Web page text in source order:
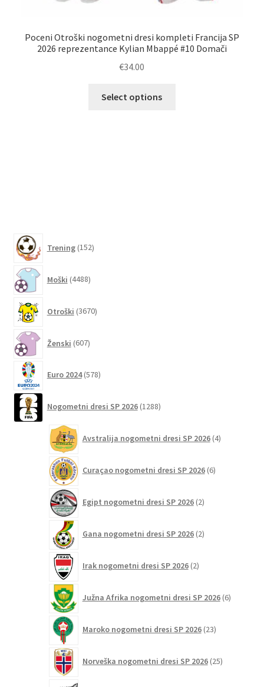
Poceni Otroški nogometni dresi kompleti Francija SP
2026 reprezentance Kylian Mbappé #10 Domači
€34.00
Select options
Trening 152izdelkov
Moški 4488izdelkov
Otroški 3670izdelkov
Ženski 607izdelkov
Euro 2024 578izdelkov
Nogometni dresi SP 2026 1288izdelkov
Avstralija nogometni dresi SP 2026 4izdelki
Curaçao nogometni dresi SP 2026 6izdelkov
Egipt nogometni dresi SP 2026 2izdelka
Gana nogometni dresi SP 2026 2izdelka
Irak nogometni dresi SP 2026 2izdelka
Južna Afrika nogometni dresi SP 2026 6izdelkov
Maroko nogometni dresi SP 2026 23izdelkov
Norveška nogometni dresi SP 2026 25izdelkov